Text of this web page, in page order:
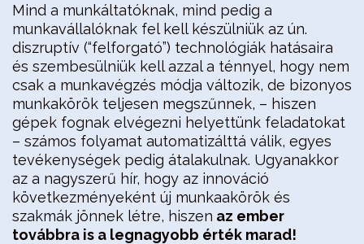
Mind a munkáltatóknak, mind pedig a
munkavállalóknak fel kell készülniük az ún.
diszruptív (“felforgató”) technológiák hatásaira
és szembesülniük kell azzal a ténnyel, hogy nem
csak a munkavégzés módja változik, de bizonyos
munkakörök teljesen megszűnnek, – hiszen
gépek fognak elvégezni helyettünk feladatokat
– számos folyamat automatizálttá válik, egyes
tevékenységek pedig átalakulnak. Ugyanakkor
az a nagyszerű hír, hogy az innováció
következményeként új munkaakörök és
szakmák jönnek létre, hiszen az ember
továbbra is a legnagyobb érték marad!